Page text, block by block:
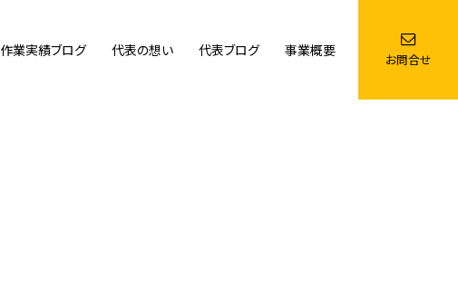
作業実績ブログ 代表の想い 代表ブログ 事業概要
お問合せ